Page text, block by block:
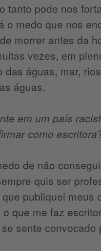
tanto pode nos
o medo que nos
morrer antes da
vezes, em
águas, mar,
águas.
em um país
como
de não
quis ser
publiquei meus
que me faz
sente convocado